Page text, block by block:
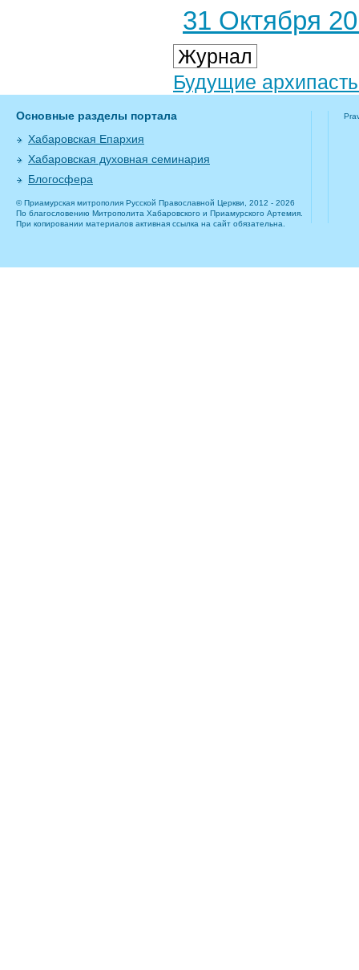
31 Октября
Журнал
Будущие
Основные разделы портала
Хабаровская Епархия
Хабаровская духовная семинария
Блогосфера
© Приамурская митрополия Русской Православной Церкви, 2012 - 2026
По благословению Митрополита Хабаровского и Приамурского Артемия.
При копировании материалов активная ссылка на сайт обязательна.